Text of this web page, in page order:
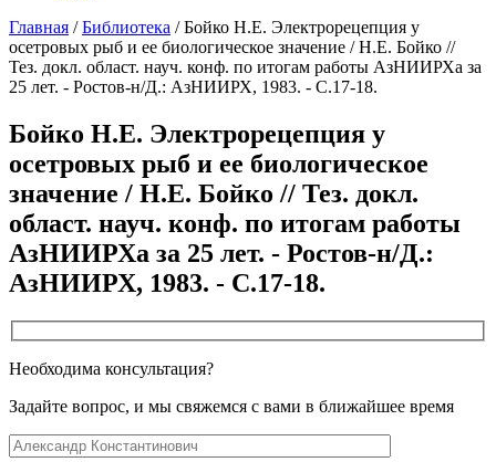
Главная /Библиотека /Бойко Н.Е. Электрорецепция у
осетровых рыб и ее биологическое значение / Н.Е. Бойко //
Тез. докл. област. науч. конф. по итогам работы АзНИИРХа за
25 лет. - Ростов-н/Д.: АзНИИРХ, 1983. - С.17-18.
Бойко Н.Е. Электрорецепция у
осетровых рыб и ее биологическое
значение / Н.Е. Бойко // Тез. докл.
област. науч. конф. по итогам работы
АзНИИРХа за 25 лет. - Ростов-н/Д.:
АзНИИРХ, 1983. - С.17-18.
Необходима консультация?
Задайте вопрос, и мы свяжемся с вами в ближайшее время